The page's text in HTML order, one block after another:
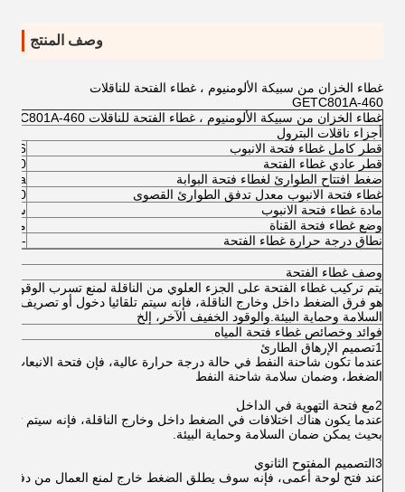
وصف المنتج
غطاء الخزان من سبيكة الألومنيوم ، غطاء الفتحة للناقلات
GETC801A-460
غطاء الخزان من سبيكة الألومنيوم ، غطاء الفتحة للناقلات GETC801A-460
أجزاء ناقلات البترول
قطر كامل غطاء فتحة الانبوب
16"
قطر عادي غطاء الفتحة
10 "
ضغط افتتاح الطوارئ لغطاء فتحة البوابة
غطاء فتحة الانبوب معدل تدفق الطوارئ القصوى
7000 متر3/ساعة (عند 34
مادة غطاء فتحة الانبوب
وضع غطاء فتحة القناة
نطاق درجة حرارة غطاء الفتحة
-20~+70 درجة مئوية
وصف غطاء الفتحة
يتم تركيب غطاء الفتحة على الجزء العلوي من الناقلة لمنع تسرب الوقود
هو فرق الضغط داخل وخارج الناقلة، فإنه سيتم تلقائيا دخول أو تصريف
السلامة وحماية البيئة.والوقود الخفيف الآخر، إلخ
فوائد وخصائص غطاء فتحة المياه
1تصميم الإرهاق الطارئ
عندما تكون شاحنة النفط في حالة درجة حرارة عالية، فإن فتحة الانبعاث
الضغط، وضمان سلامة شاحنة النفط
2مع فتحة التهوية في الداخل
عندما يكون هناك اختلافات في الضغط داخل وخارج الناقلة، فإنه سيتم
بحيث يمكن ضمان السلامة وحماية البيئة.
3التصميم المفتوح الثانوي
عند فتح لوحة أعمى، فإنه سوف يطلق الضغط خارج لمنع العمال من دفع